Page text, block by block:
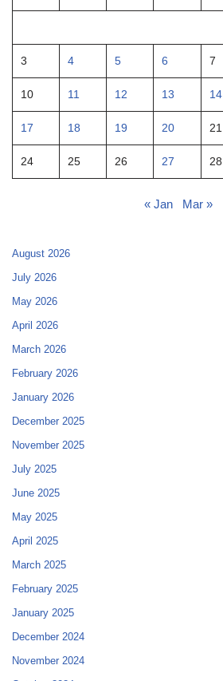
3 4 5 6 7
10 11 12 13 14
17 18 19 20 21
24 25 26 27 28
« Jan Mar »
August 2026
July 2026
May 2026
April 2026
March 2026
February 2026
January 2026
December 2025
November 2025
July 2025
June 2025
May 2025
April 2025
March 2025
February 2025
January 2025
December 2024
November 2024